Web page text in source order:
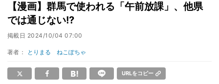
【漫画】群馬で使われる「午前放課」、他県
では通じない!?
掲載日 2024/10/04 07:00
著者： とりまる ねこぽちゃ
URLをコピー